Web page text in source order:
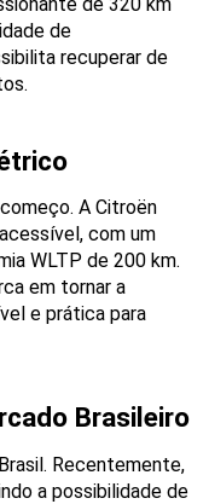
de
recuperar de
A Citroën
com um
WLTP de 200 km.
em tornar a
e prática para
Brasileiro
Recentemente,
a possibilidade de